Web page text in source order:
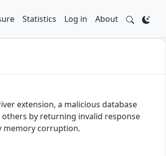
Statistics Log in About
extension, a malicious database
others by returning invalid response
memory corruption.